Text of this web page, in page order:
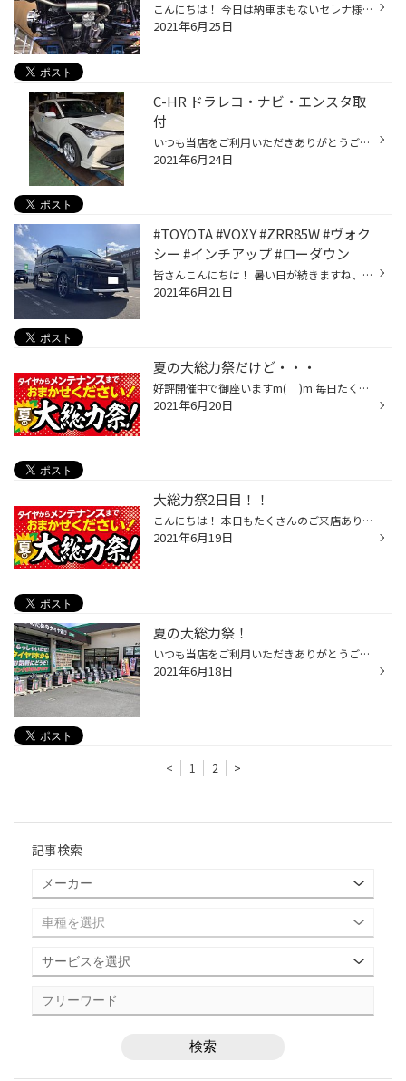
こんにちは！ 今日は納車まもないセレナ様御依頼分のウルト施工をご紹介！ もちろん納車時にシャシブラックなどの塗装系の防錆加工されているかたも多いとおもいますが 見落としがちなのがマフラー施工( ﾟДﾟ) 錆止めやっている＝マフラー施工してるわけじゃないんです！！！ ぜひご注意ください！ ...
2021年6月25日
C-HR ドラレコ・ナビ・エンスタ取
付
いつも当店をご利用いただきありがとうございます。 本日は、新車C-HRの『ドライブレコーダー』『ナビ』『エンジスターター』の取付です。 ドライブレコーダーは煽り運転にも考慮し『２カメラ』モデルをチョイス。 ナビはパイオニア『楽ナビ』の新商品。 エンジンスターターはプッシュスタート対応...
2021年6月24日
#TOYOTA #VOXY #ZRR85W #ヴォク
シー #インチアップ #ローダウン
皆さんこんにちは！ 暑い日が続きますね、、、体調には気を付けて元気に営業しております(*´з`) さてさて、前回ご紹介させていて頂きました、85系VOXYの「ローダウン編～取付前まで」になります！ こちらのお客様ケツ(リア)上がりの車高をなんとかしたい！とのご相談から始まりました。 ↓取付前純正...
2021年6月21日
夏の大総力祭だけど・・・
好評開催中で御座いますm(__)m 毎日たくさんのお客様にお越しいただき誠に有難う御座いますm(__)m 当店では新型コロナウィルス感染対策の為、従業員のマスクの着用や お車の入出庫の際には手の消毒をしていたりと お客様が安心してご来店頂ける環境作りをさせて頂いております。 さてさて、皆様、お...
2021年6月20日
大総力祭2日目！！
こんにちは！ 本日もたくさんのご来店ありがとうございます☆ 夏タイヤのご相談、ホイールセットのご相談などなどまだまだお得にGETできる お買い得セールとなっております♪ 残り僅かとなってきておりますが冬タイヤの在庫処分セールもご好評いただきありがとうございます！ ぜひご検討中の方はお気...
2021年6月19日
夏の大総力祭！
いつも当店をご利用いただきありがとうございます。 いよいよ本日『夏の大総力祭』がはじまりました！ お手頃価格のタイヤはもちろん、ホイールセットもお得になっております。 この時期は、メンテナンス商品もオススメです。 エンジンオイル・バッテリー・エアコンフィルター・エアコンガス等、こ...
2021年6月18日
< 1 2 >
記事検索